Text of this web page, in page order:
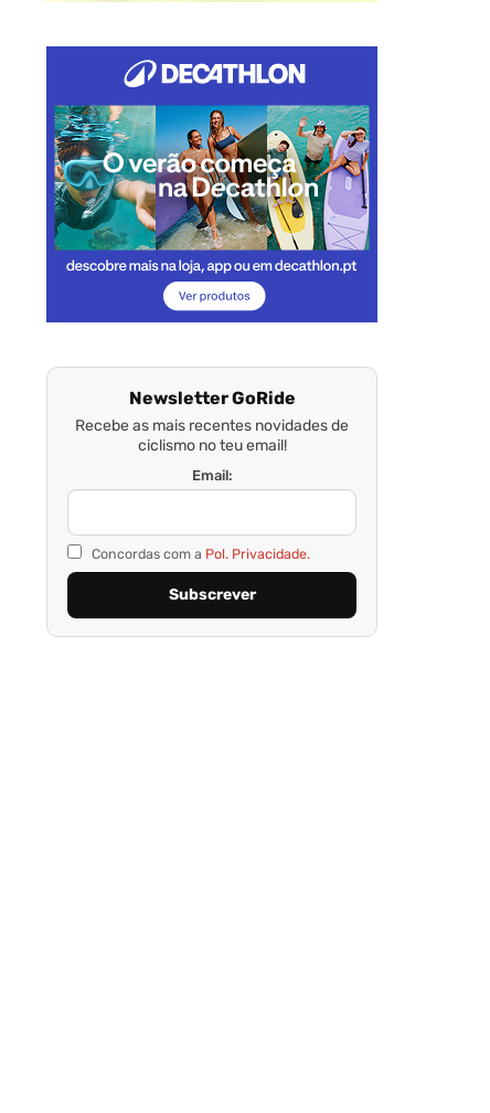
Newsletter GoRide
Recebe as mais recentes novidades de
ciclismo no teu email!
Email:
Concordas com a Pol. Privacidade.